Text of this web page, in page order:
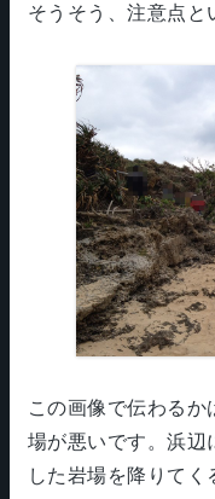
そうそう、注意点と
この画像で伝わるか
場が悪いです。浜辺
した岩場を降りてく